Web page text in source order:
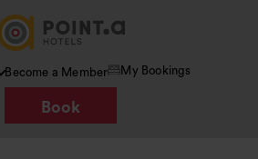
Become a Member My Bookings
Book